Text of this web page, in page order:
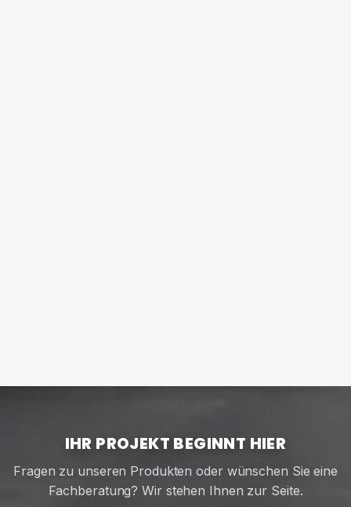
IHR PROJEKT BEGINNT HIER
Fragen zu unseren Produkten oder wünschen Sie eine
Fachberatung? Wir stehen Ihnen zur Seite.